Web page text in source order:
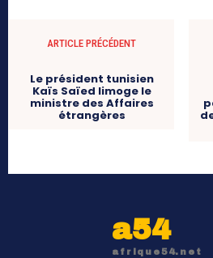
ARTICLE PRÉCÉDENT
Le président tunisien
Kaïs Saïed limoge le
ministre des Affaires
étrangères
a54
afrique54.net